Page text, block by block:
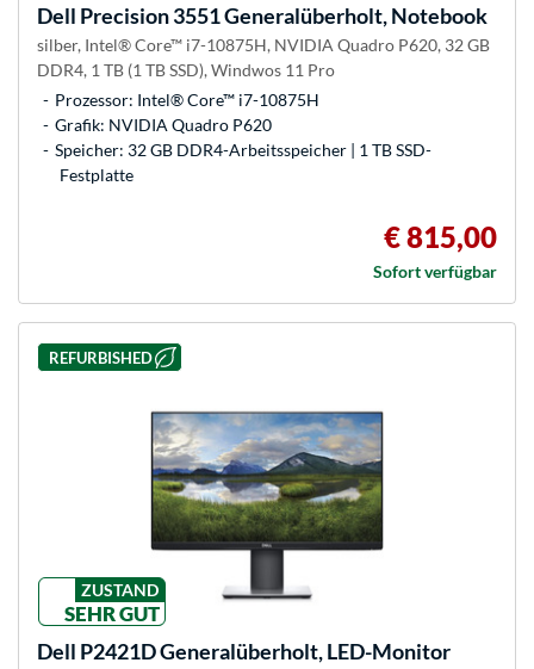
Dell Precision 3551 Generalüberholt, Notebook
silber, Intel® Core™ i7-10875H, NVIDIA Quadro P620, 32 GB
DDR4, 1 TB (1 TB SSD), Windwos 11 Pro
Prozessor: Intel® Core™ i7-10875H
Grafik: NVIDIA Quadro P620
Speicher: 32 GB DDR4-Arbeitsspeicher | 1 TB SSD-
Festplatte
€ 815,00
Sofort verfügbar
REFURBISHED
ZUSTAND
SEHR GUT
Dell P2421D Generalüberholt, LED-Monitor